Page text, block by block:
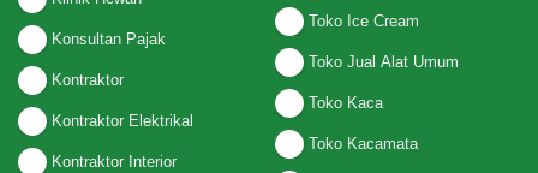
Konsultan Pajak
Kontraktor
Kontraktor Elektrikal
Kontraktor Interior
Toko Ice Cream
Toko Jual Alat Umum
Toko Kaca
Toko Kacamata